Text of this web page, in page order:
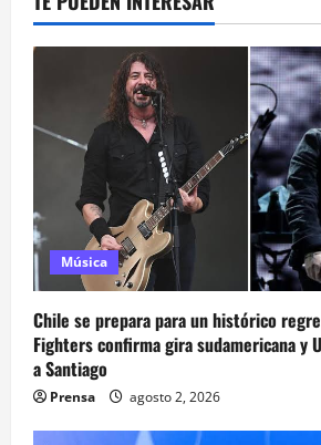
Música
Chile se prepara para un histórico
Fighters confirma gira sudamericana y
a Santiago
Prensa agosto 2, 2026